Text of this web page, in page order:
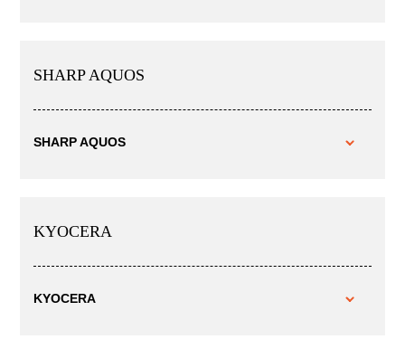
SHARP AQUOS
SHARP AQUOS
KYOCERA
KYOCERA